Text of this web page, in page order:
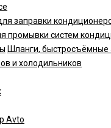
заправки
промывки систем
Шланги, быстросъёмные
и холодильников
Avto